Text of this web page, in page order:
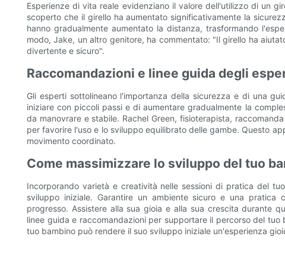
Esperienze di vita reale evidenziano il valore dell'utilizzo di un
scoperto che il girello ha aumentato significativamente la
hanno gradualmente aumentato la distanza, trasformando
modo, Jake, un altro genitore, ha commentato: "Il girello ha
divertente e sicuro".
Raccomandazioni e linee guida degli
Gli esperti sottolineano l'importanza della sicurezza e di una
iniziare con piccoli passi e di aumentare gradualmente la
da manovrare e stabile. Rachel Green, fisioterapista,
per favorire l'uso e lo sviluppo equilibrato delle gambe. Questo
movimento coordinato.
Come massimizzare lo sviluppo del tuo
Incorporando varietà e creatività nelle sessioni di pratica del
sviluppo iniziale. Garantire un ambiente sicuro e una
progresso. Assistere alla sua gioia e alla sua crescita durante
linee guida e raccomandazioni per supportare il percorso del
tuo bambino può rendere il suo sviluppo iniziale un'esperienza